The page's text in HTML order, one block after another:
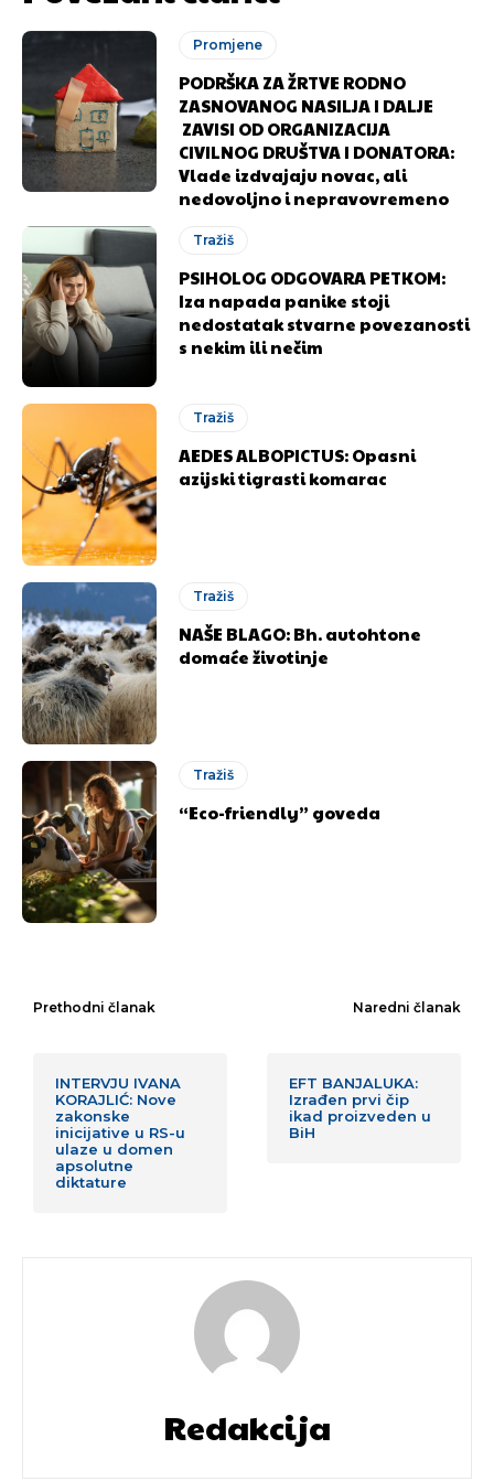
Pusti priču da živi!
Ovim putem želimo da vam se zahvalimo što ste
odlučili da pustite Vašu priču da živi, Redakcija
Objavi.ba
[wpuf_form id=”7463”]
Pusti priču da živi!
Ovim putem želimo da vam se zahvalimo što ste
odlučili da pustite Vašu priču da živi, Redakcija
Objavi.ba
[wpuf_form id=”7463”]
Promjene
PODRŠKA ZA ŽRTVE RODNO
ZASNOVANOG NASILJA I DALJE
ZAVISI OD ORGANIZACIJA
CIVILNOG DRUŠTVA I DONATORA:
Vlade izdvajaju novac, ali
nedovoljno i nepravovremeno
Tražiš
PSIHOLOG ODGOVARA PETKOM:
Iza napada panike stoji
nedostatak stvarne povezanosti
s nekim ili nečim
Tražiš
AEDES ALBOPICTUS: Opasni
azijski tigrasti komarac
Tražiš
NAŠE BLAGO: Bh. autohtone
domaće životinje
Tražiš
“Eco-friendly” goveda
Prethodni članak
INTERVJU IVANA
KORAJLIĆ: Nove
zakonske
inicijative u RS-u
ulaze u domen
apsolutne
diktature
Naredni članak
EFT BANJALUKA:
Izrađen prvi čip
ikad proizveden u
BiH
Redakcija